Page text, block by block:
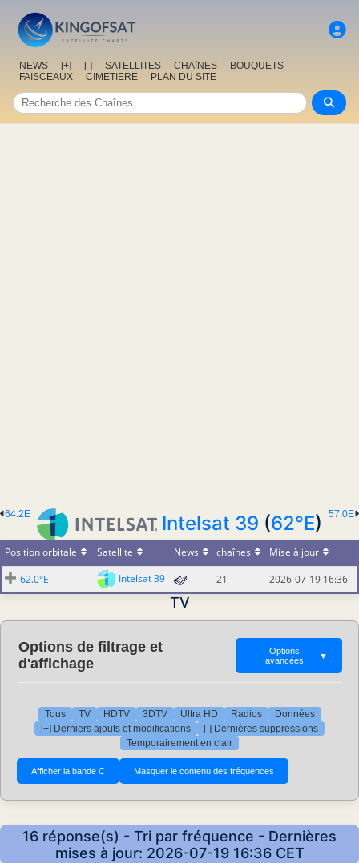
NEWS [+] [-] SATELLITES CHAîNES
BOUQUETS
FAISCEAUX
CIMETIERE PLAN DU SITE
57.0E
64.2E Intelsat 39 (62°E)
Position orbitale Satellite News chaînes
Mise à jour
62.0°E
Intelsat 39 21 2026-07-19 16:36
TV
Options de filtrage et
d'affichage
Options
avancées
▼
Tous TV HDTV 3DTV Ultra HD Radios
Données
[+] Derniers ajouts et modifications
[-] Dernières suppressions
Temporairement en clair
16 réponse(s) - Tri par fréquence - Dernières
mises à jour: 2026-07-19 16:36 CET